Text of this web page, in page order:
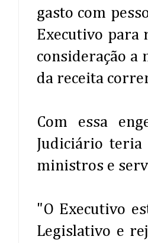
gasto com
Executivo para
consideração a
da receita
Com essa
Judiciário teria
ministros e
"O Executivo
Legislativo e